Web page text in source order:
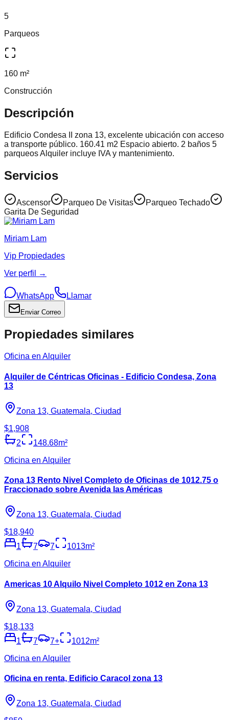
5
Parqueos
160 m²
Construcción
Descripción
Edificio Condesa II zona 13, excelente ubicación con acceso
a transporte público. 160.41 m2 Espacio abierto. 2 baños 5
parqueos Alquiler incluye IVA y mantenimiento.
Servicios
Ascensor Parqueo De Visitas
Parqueo Techado
Garita De Seguridad
Miriam Lam
Vip Propiedades
Ver perfil →
WhatsApp Llamar
Enviar Correo
Propiedades similares
Oficina en Alquiler
Alquiler de Céntricas Oficinas - Edificio Condesa, Zona
13
Zona 13, Guatemala, Ciudad
$1,908
2
148.68m²
Oficina en Alquiler
Zona 13 Rento Nivel Completo de Oficinas de 1012.75 o
Fraccionado sobre Avenida las Américas
Zona 13, Guatemala, Ciudad
$18,940
1
7 7 1013m²
Oficina en Alquiler
Americas 10 Alquilo Nivel Completo 1012 en Zona 13
Zona 13, Guatemala, Ciudad
$18,133
1
7 7+ 1012m²
Oficina en Alquiler
Oficina en renta, Edificio Caracol zona 13
Zona 13, Guatemala, Ciudad